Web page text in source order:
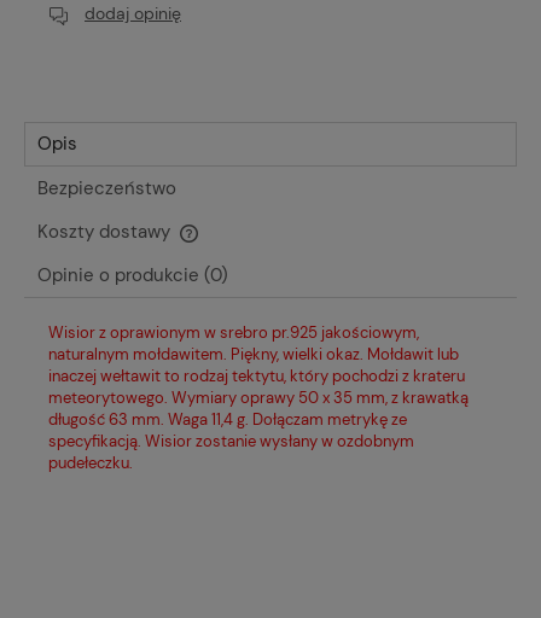
dodaj opinię
Opis
Bezpieczeństwo
Koszty dostawy
Cena nie zawiera ewentualnych kosztów płatności
Opinie o produkcie (0)
Wisior z oprawionym w srebro pr.925 jakościowym,
naturalnym mołdawitem. Piękny, wielki okaz. Mołdawit lub
inaczej wełtawit to rodzaj tektytu, który pochodzi z krateru
meteorytowego. Wymiary oprawy 50 x 35 mm, z krawatką
długość 63 mm. Waga 11,4 g. Dołączam metrykę ze
specyfikacją. Wisior zostanie wysłany w ozdobnym
pudełeczku.